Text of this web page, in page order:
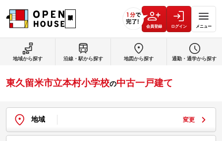
会員登録 ログイン メニュー
東久留米市立本村小学校の中古一戸建て
地域 変更
地域から探す 沿線・駅から探す 地図から探す 通勤・通学から探す